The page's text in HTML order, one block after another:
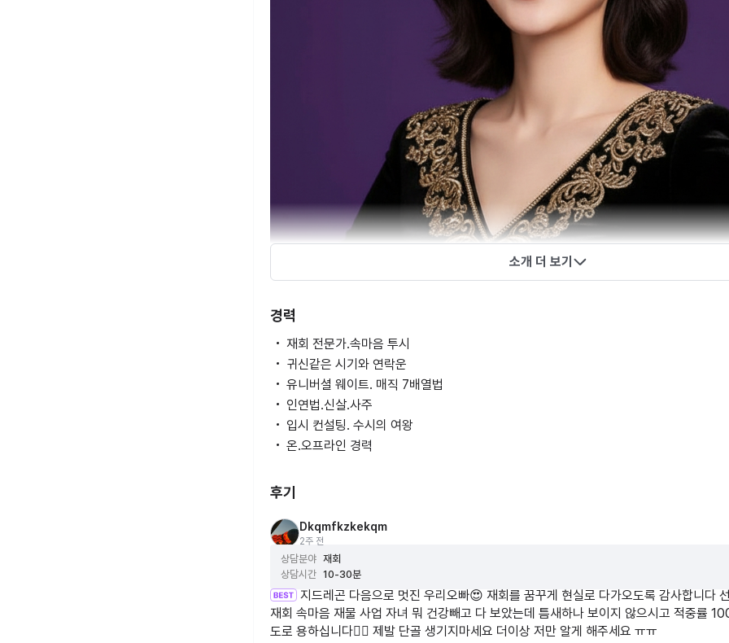
🎯단골 설정
🎯알림 설정
🧨559번
걱정없이 살다가 제 인생에 격랑을 만나
모든 것을 다 잃고 벼랑 끝에 섰을 때
할머니께서 제게 오셨답니다. 신내림을 막고 타로를 무구로 하여 너의 그 아픔과 고통으로
람들에게 나누라 하셨지요.
살다 보면 부딪히는 무수히 많은 고민과 갈등 속에서 더 이상 아파하지 마세요. 당신의 아
있답니다. 삶이란 운 (運)이라는 내가 갖고 태어난 배를 열심히 명 (命)이란 바다에서 노를
니다. 가지고 태어난 배를 바꿀 수 없지만 열심히 노를 저어 바다의 물길을 다스리며 살 수
파도를 거슬러 갈 수는 없답니다.
신호등에서 지금은 멈춰야 할 때라면 잠시 멈추고 파란불이 들어오기를 기다려야 합니다.
그 때와 운의 기운을 읽어드리는 일을 합니다. 금전의 흐름도 사람의 인연도 모두 때와 인
소개 더 보기
경력
️재회 전문가.속마음 투시
️귀신같은 시기와 연락운
️유니버셜 웨이트. 매직 7배열법
️인연법.신살.사주
️입시 컨설팅. 수시의 여왕
️온.오프라인 경력
후기
Dkqmfkzkekqm
2주 전
상담분야 재회
상담시간 10-30분
지드레곤 다음으로 멋진 우리오빠😍 재회를 꿈꾸게 현실로 다가오도록 감사합니다
재회 속마음 재물 사업 자녀 뭐 건강빼고 다 보았는데 틈새하나 보이지 않으시고 적중률
도로 용하십니다👍🏻 제발 단골 생기지마세요 더이상 저만 알게 해주세요 ㅠㅠ